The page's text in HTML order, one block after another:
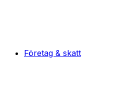
Företag & skatt